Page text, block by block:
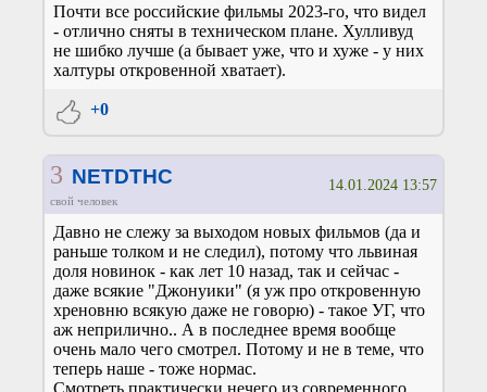
Почти все российские фильмы 2023-го, что видел
- отлично сняты в техническом плане. Хулливуд
не шибко лучше (а бывает уже, что и хуже - у них
халтуры откровенной хватает).
+0
3 NETDTHC
свой человек
14.01.2024 13:57
Давно не слежу за выходом новых фильмов (да и
раньше толком и не следил), потому что львиная
доля новинок - как лет 10 назад, так и сейчас -
даже всякие "Джонуики" (я уж про откровенную
хреновню всякую даже не говорю) - такое УГ, что
аж неприлично.. А в последнее время вообще
очень мало чего смотрел. Потому и не в теме, что
теперь наше - тоже нормас.
Смотреть практически нечего из современного.